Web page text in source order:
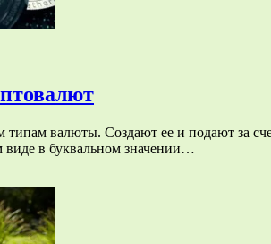
валюты. Создают ее и подают за
виде в буквальном значении…